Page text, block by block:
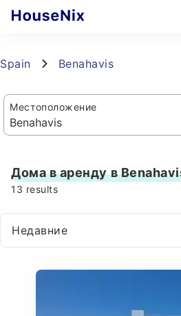
Spain Benahavis
Местоположение
Дома в аренду в
13 results
Недавние